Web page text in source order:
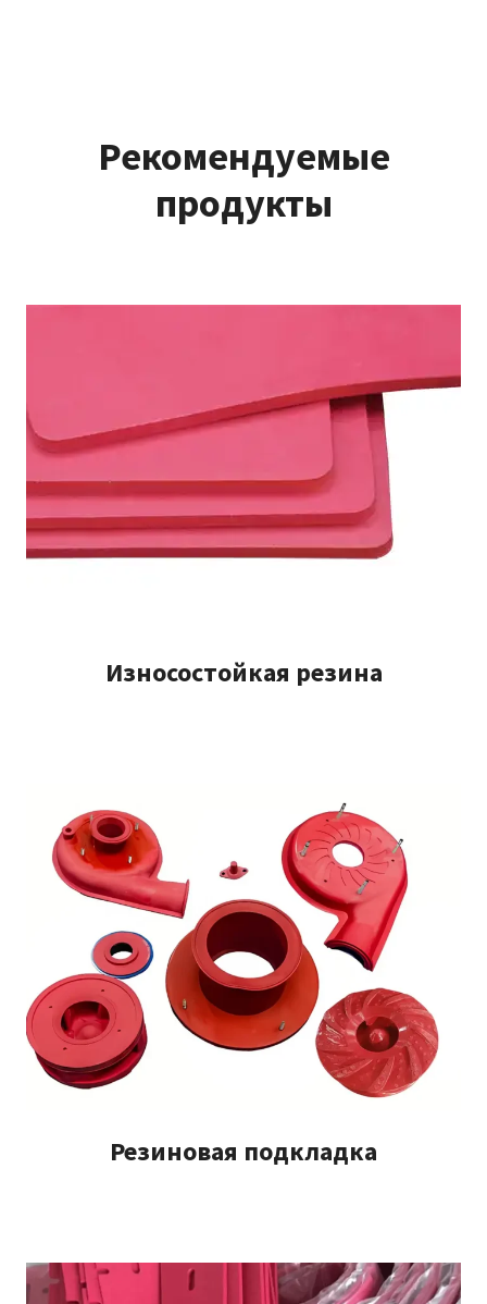
Рекомендуемые
продукты
Износостойкая резина
Резиновая подкладка